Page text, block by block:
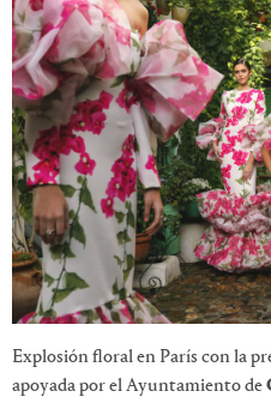
Explosión floral en París con la
apoyada por el Ayuntamiento de